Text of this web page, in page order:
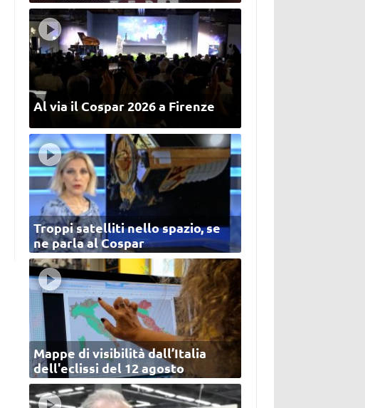
Al via il Cospar 2026 a Firenze
Troppi satelliti nello spazio, se
ne parla al Cospar
Mappe di visibilità dall’Italia
dell'eclissi del 12 agosto